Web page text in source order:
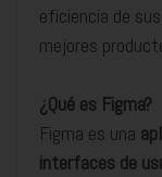
eficiencia de
mejores
¿Qué es Figma?
Figma es una
interfaces de